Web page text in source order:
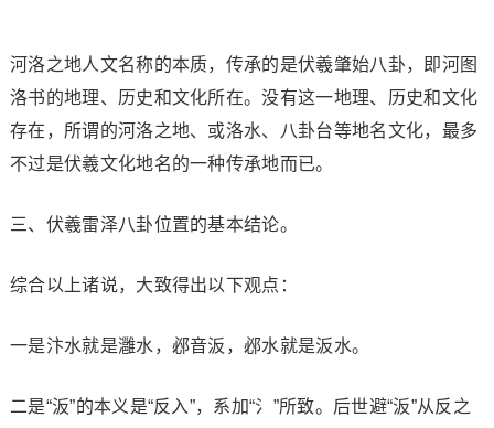
河洛之地人文名称的本质，传承的是伏羲肇始八卦，即河图
洛书的地理、历史和文化所在。没有这一地理、历史和文化
存在，所谓的河洛之地、或洛水、八卦台等地名文化，最多
不过是伏羲文化地名的一种传承地而已。
三、伏羲雷泽八卦位置的基本结论。
综合以上诸说，大致得出以下观点：
一是汴水就是灉水，邲音汳，邲水就是汳水。
二是“汳”的本义是“反入”，系加“氵”所致。后世避“汳”从反之